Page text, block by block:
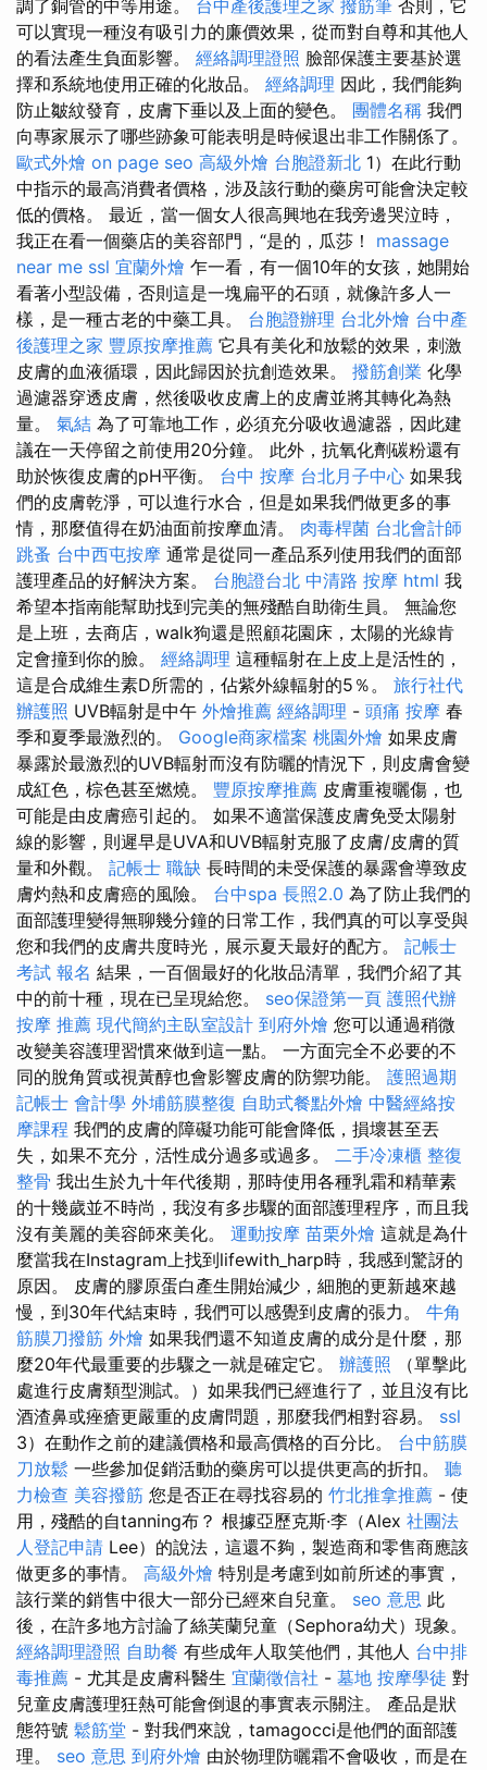
調了銅管的中等用途。 台中產後護理之家 撥筋筆 否則，它
可以實現一種沒有吸引力的廉價效果，從而對自尊和其他人
的看法產生負面影響。 經絡調理證照 臉部保護主要基於選
擇和系統地使用正確的化妝品。 經絡調理 因此，我們能夠
防止皺紋發育，皮膚下垂以及上面的變色。 團體名稱 我們
向專家展示了哪些跡象可能表明是時候退出非工作關係了。
歐式外燴 on page seo 高級外燴 台胞證新北 1）在此行動
中指示的最高消費者價格，涉及該行動的藥房可能會決定較
低的價格。 最近，當一個女人很高興地在我旁邊哭泣時，
我正在看一個藥店的美容部門，“是的，瓜莎！ massage
near me ssl 宜蘭外燴 乍一看，有一個10年的女孩，她開始
看著小型設備，否則這是一塊扁平的石頭，就像許多人一
樣，是一種古老的中藥工具。 台胞證辦理 台北外燴 台中產
後護理之家 豐原按摩推薦 它具有美化和放鬆的效果，刺激
皮膚的血液循環，因此歸因於抗創造效果。 撥筋創業 化學
過濾器穿透皮膚，然後吸收皮膚上的皮膚並將其轉化為熱
量。 氣結 為了可靠地工作，必須充分吸收過濾器，因此建
議在一天停留之前使用20分鐘。 此外，抗氧化劑碳粉還有
助於恢復皮膚的pH平衡。 台中 按摩 台北月子中心 如果我
們的皮膚乾淨，可以進行水合，但是如果我們做更多的事
情，那麼值得在奶油面前按摩血清。 肉毒桿菌 台北會計師
跳蚤 台中西屯按摩 通常是從同一產品系列使用我們的面部
護理產品的好解決方案。 台胞證台北 中清路 按摩 html 我
希望本指南能幫助找到完美的無殘酷自助衛生員。 無論您
是上班，去商店，walk狗還是照顧花園床，太陽的光線肯
定會撞到你的臉。 經絡調理 這種輻射在上皮上是活性的，
這是合成維生素D所需的，佔紫外線輻射的5％。 旅行社代
辦護照 UVB輻射是中午 外燴推薦 經絡調理 - 頭痛 按摩 春
季和夏季最激烈的。 Google商家檔案 桃園外燴 如果皮膚
暴露於最激烈的UVB輻射而沒有防曬的情況下，則皮膚會變
成紅色，棕色甚至燃燒。 豐原按摩推薦 皮膚重複曬傷，也
可能是由皮膚癌引起的。 如果不適當保護皮膚免受太陽射
線的影響，則遲早是UVA和UVB輻射克服了皮膚/皮膚的質
量和外觀。 記帳士 職缺 長時間的未受保護的暴露會導致皮
膚灼熱和皮膚癌的風險。 台中spa 長照2.0 為了防止我們的
面部護理變得無聊幾分鐘的日常工作，我們真的可以享受與
您和我們的皮膚共度時光，展示夏天最好的配方。 記帳士
考試 報名 結果，一百個最好的化妝品清單，我們介紹了其
中的前十種，現在已呈現給您。 seo保證第一頁 護照代辦
按摩 推薦 現代簡約主臥室設計 到府外燴 您可以通過稍微
改變美容護理習慣來做到這一點。 一方面完全不必要的不​​
同的脫角質或視黃醇也會影響皮膚的防禦功能。 護照過期
記帳士 會計學 外埔筋膜整復 自助式餐點外燴 中醫經絡按
摩課程 我們的皮膚的障礙功能可能會降低，損壞甚至丟
失，如果不充分，活性成分過多或過多。 二手冷凍櫃 整復
整骨 我出生於九十年代後期，那時使用各種乳霜和精華素
的十幾歲並不時尚，我沒有多步驟的面部護理程序，而且我
沒有美麗的美容師來美化。 運動按摩 苗栗外燴 這就是為什
麼當我在Instagram上找到lifewith_harp時，我感到驚訝的
原因。 皮膚的膠原蛋白產生開始減少，細胞的更新越來越
慢，到30年代結束時，我們可以感覺到皮膚的張力。 牛角
筋膜刀撥筋 外燴 如果我們還不知道皮膚的成分是什麼，那
麼20年代最重要的步驟之一就是確定它。 辦護照 （單擊此
處進行皮膚類型測試。）如果我們已經進行了，並且沒有比
酒渣鼻或痤瘡更嚴重的皮膚問題，那麼我們相對容易。 ssl
3）在動作之前的建議價格和最高價格的百分比。 台中筋膜
刀放鬆 一些參加促銷活動的藥房可以提供更高的折扣。 聽
力檢查 美容撥筋 您是否正在尋找容易的 竹北推拿推薦 - 使
用，殘酷的自tanning布？ 根據亞歷克斯·李（Alex 社團法
人登記申請 Lee）的說法，這還不夠，製造商和零售商應該
做更多的事情。 高級外燴 特別是考慮到如前所述的事實，
該行業的銷售中很大一部分已經來自兒童。 seo 意思 此
後，在許多地方討論了絲芙蘭兒童（Sephora幼犬）現象。
經絡調理證照 自助餐 有些成年人取笑他們，其他人 台中排
毒推薦 - 尤其是皮膚科醫生 宜蘭徵信社 - 墓地 按摩學徒 對
兒童皮膚護理狂熱可能會倒退的事實表示關注。 產品是狀
態符號 鬆筋堂 - 對我們來說，tamagocci是他們的面部護
理。 seo 意思 到府外燴 由於物理防曬霜不會吸收，而是在